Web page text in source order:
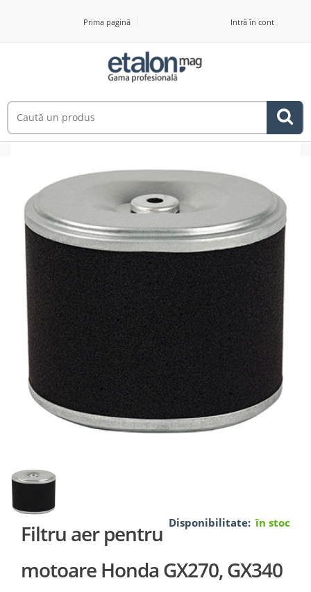
Prima pagină Intră în cont
Disponibilitate: în stoc
Filtru aer pentru
motoare Honda GX270, GX340